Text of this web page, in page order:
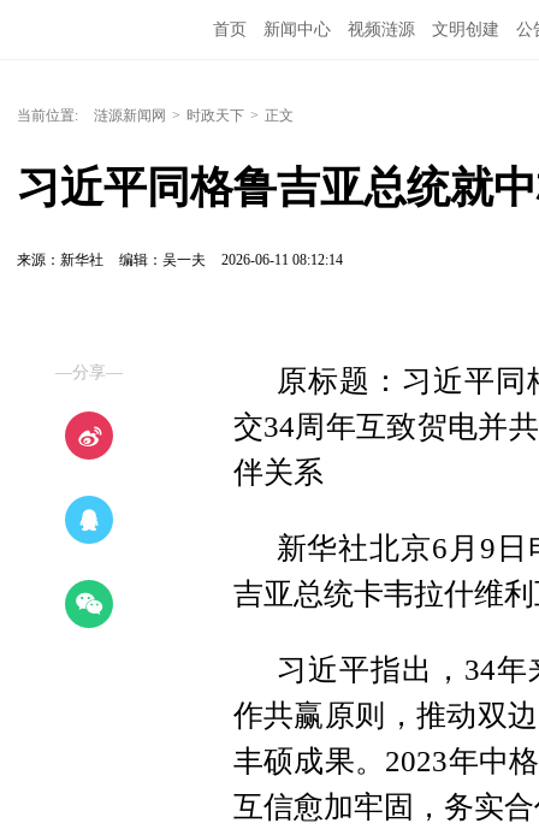
首页 新闻中心 视频涟源 文明创建 公
当前位置: 涟源新闻网 > 时政天下 > 正文
习近平同格鲁吉亚总统就
来源：新华社 编辑：吴一夫 2026-06-11 08:12:14
—分享—
原标题：习近平
交34周年互致贺电并
伴关系
新华社北京6月9
吉亚总统卡韦拉什维
习近平指出，34
作共赢原则，推动双
丰硕成果。2023年中
互信愈加牢固，务实